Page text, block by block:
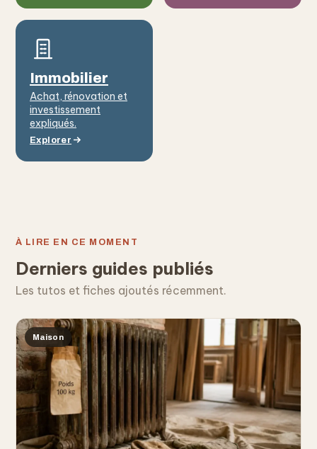
Immobilier
Achat, rénovation et
investissement
expliqués.
Explorer
À LIRE EN CE MOMENT
Derniers guides publiés
Les tutos et fiches ajoutés récemment.
Maison